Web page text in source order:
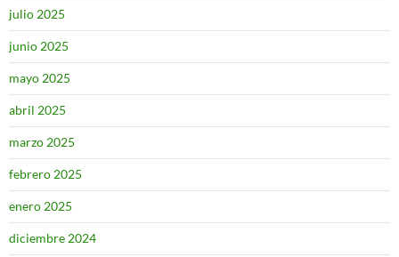
julio 2025
junio 2025
mayo 2025
abril 2025
marzo 2025
febrero 2025
enero 2025
diciembre 2024